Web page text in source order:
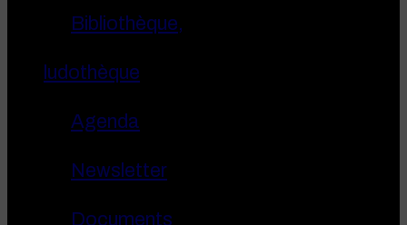
Bibliothèque,
ludothèque
Agenda
Newsletter
Documents